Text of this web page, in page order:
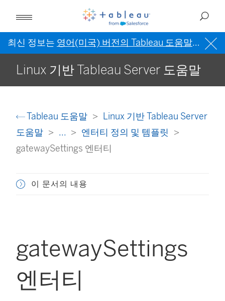
최신 정보는 영어(미국) 버전의 Tableau 도움말을 참조
Linux 기반 Tableau Server 도움말
Tableau 도움말
Linux 기반 Tableau Server
도움말
...
엔터티 정의 및 템플릿
gatewaySettings 엔터티
이 문서의 내용
gatewaySettings
엔터티